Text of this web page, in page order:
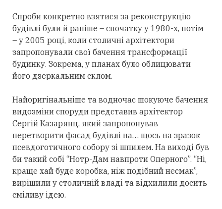
Спроби конкретно взятися за реконструкцію
будівлі були й раніше – спочатку у 1980-х, потім
– у 2005 році, коли столичні архітектори
запропонували свої бачення трансформації
будинку. Зокрема, у планах було облицювати
його дзеркальним склом.
Найоригінальніше та водночас шокуюче бачення
видозміни споруди представив архітектор
Сергій Казарянц, який запропонував
перетворити фасад будівлі на… щось на зразок
псевдоготичного собору зі шпилем. На виході був
би такий собі “Нотр-Дам навпроти Оперного”. “Ні,
краще хай буде коробка, ніж подібний несмак”,
вирішили у столичній владі та відхилили досить
сміливу ідею.